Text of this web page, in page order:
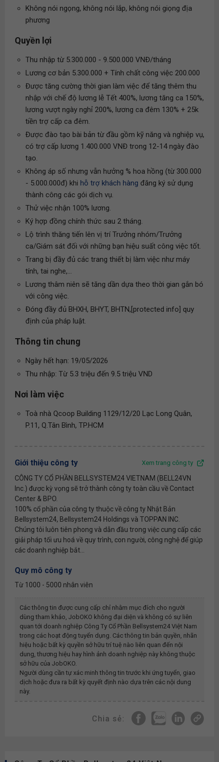
Không nói ngọng, không nói lắp, không nói giọng địa
phương
Quyền lợi
Thu nhập từ 5.300.000 - 9.500.000 VNĐ/tháng
Lương cơ bản 5.300.000 + Tính chất công việc 200.000
Được tăng cường thời gian làm việc để tăng thêm thu
nhập với chế độ lương lễ Tết 400%, lương tăng ca 150%,
lương vượt ngày nghỉ 200%, lương ca đêm 130% + 25k
tiền trợ cấp ca đêm.
Được đào tạo bài bản từ đầu gồm kỹ năng và nghiệp vụ,
có trợ cấp lương 1.400.000 VNĐ trong 12-14 ngày đào
tạo.
Không áp số nhưng vẫn hưởng % hoa hồng (từ 300.000
- 5.000.000đ) khi hỗ trợ khách hàng đăng ký sử dụng
thành công các gói dịch vụ.
Thử việc nhận 100% lương.
Ký hợp đồng chính thức sau 2 tháng.
Lộ trình thăng tiến lên vị trí Trưởng nhóm/Trưởng
ca/Giám sát đối với những bạn hiệu suất công việc tốt.
Trang bị đầy đủ các trang thiết bị làm việc như máy
tính, tai nghe,...
Lương thâm niên sẽ tăng dần dựa theo thời gian gắn bó
với công việc.
Đóng đầy đủ BHXH, BHYT, BHTN,[protected info] quy
định của pháp luật.
Thông tin chung
Ngày hết hạn: 19/05/2026
Thu nhập: Từ 5.3 triệu đến 9.5 triệu VND
Nơi làm việc
Toà nhà Qcoop Building 1129/12/20 Lạc Long Quân,
P.11, Q.Tân Bình, TP.HCM
Giới thiệu công ty Xem trang công ty
CÔNG TY CỔ PHẦN BELLSYSTEM24 VIETNAM (BELL24VN
Inc.) được kỳ vọng sẽ trở thành công ty toàn cầu về Contact
Center & BPO.
100% cổ phần của công ty thuộc về công ty Nhật Bản
Bellsystem24, Bellsystem24 Holdings và TOPPAN INC.
Chúng tôi luôn tiên phong và dẫn đầu trong việc cung cấp các
giải pháp tối ưu hoá về quy trình, con người, công nghệ để giúp
các doanh nghiệp bắt...
Quy mô công ty
Từ 1000 - 5000 nhân viên
Các thông tin được cung cấp chỉ nhằm mục đích cho người
dùng tham khảo, JobOKO không đại diện và không có sự liên
quan tới doanh nghiệp Công Ty Cổ Phần Bellsystem24 Việt Nam
trong các hoạt động tuyển dụng. Các thông tin bản quyền, nhãn
hiệu hoặc bất kỳ quyền sở hữu trí tuệ nào liên quan đến nội
dung, thương hiệu hay hình ảnh doanh nghiệp này không thuộc
sở hữu của JobOKO.
Người dùng cần tự xác minh thông tin trước khi ứng tuyển, giao
dịch hoặc đưa ra bất kỳ quyết định nào dựa trên các nội dung
này.
Chia sẻ: